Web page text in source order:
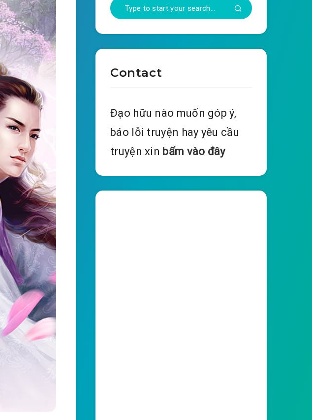
Contact
Đạo hữu nào muốn góp ý,
báo lỗi truyện hay yêu cầu
truyện xin bấm vào đây